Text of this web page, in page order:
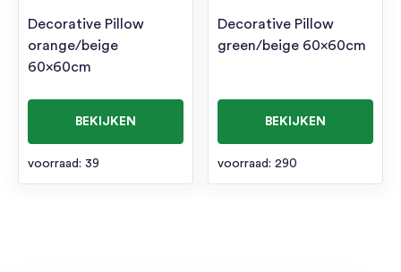
Decorative Pillow
orange/beige
60x60cm
BEKIJKEN
voorraad: 39
Decorative Pillow
green/beige 60x60cm
BEKIJKEN
voorraad: 290